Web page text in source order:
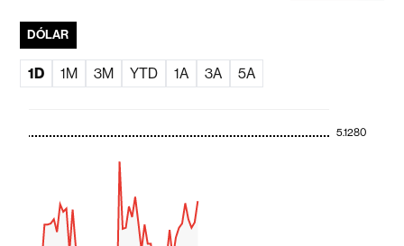
DÓLAR
1D 1M 3M YTD 1A 3A 5A
5.1280